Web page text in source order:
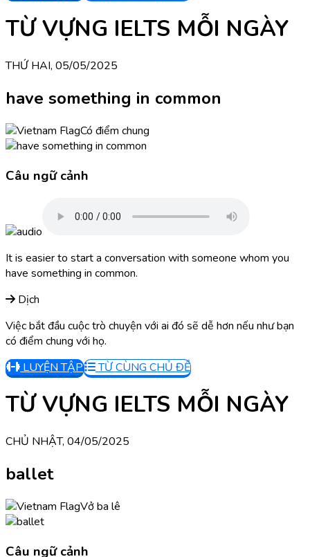
TỪ VỰNG IELTS MỖI NGÀY
THỨ HAI, 05/05/2025
have something in common
Có điểm chung
Câu ngữ cảnh
It is easier to start a conversation with someone whom you
have something in common.
Dịch
Việc bắt đầu cuộc trò chuyện với ai đó sẽ dễ hơn nếu như bạn
có điểm chung với họ.
LUYỆN TẬP
TỪ CÙNG CHỦ ĐỀ
TỪ VỰNG IELTS MỖI NGÀY
CHỦ NHẬT, 04/05/2025
ballet
Vở ba lê
Câu ngữ cảnh